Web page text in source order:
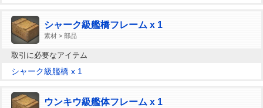
シャーク級艦橋フレーム x 1
素材 > 部品
取引に必要なアイテム
シャーク級艦橋 x 1
ウンキウ級艦体フレーム x 1